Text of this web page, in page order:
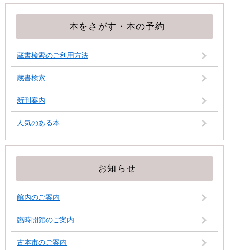
本をさがす・本の予約
蔵書検索のご利用方法
蔵書検索
新刊案内
人気のある本
お知らせ
館内のご案内
臨時開館のご案内
古本市のご案内